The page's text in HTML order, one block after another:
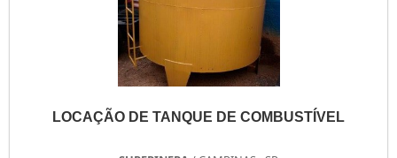
LOCAÇÃO DE TANQUE DE COMBUSTÍVEL